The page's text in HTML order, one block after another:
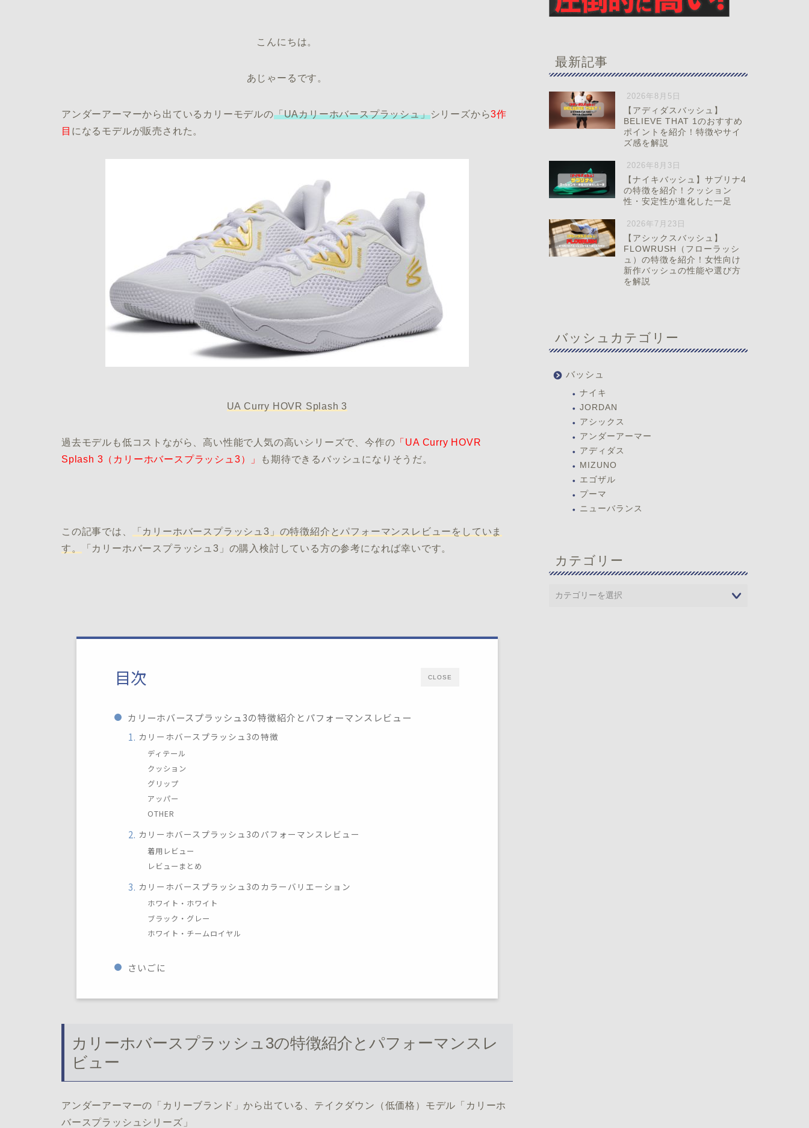
こんにちは。
あじゃーるです。
アンダーアーマーから出ているカリーモデルの「UAカリーホバースプラッシュ」シリーズから3作
目 になるモデルが販売された。
UA Curry HOVR Splash 3
過去モデルも低コストながら、高い性能で人気の高いシリーズで、今作の 「UA Curry HOVR
Splash 3（カリーホバースプラッシュ3）」
も期待できるバッシュになりそうだ。
この記事では、
「カリーホバースプラッシュ3」の特徴紹介とパフォーマンスレビューをしていま
す。
「カリーホバースプラッシュ3」の購入検討している方の参考になれば幸いです。
CLOSE
目次
カリーホバースプラッシュ3の特徴紹介とパフォーマンスレビュー
カリーホバースプラッシュ3の特徴
ディテール
クッション
グリップ
アッパー
OTHER
カリーホバースプラッシュ3のパフォーマンスレビュー
着用レビュー
レビューまとめ
カリーホバースプラッシュ3のカラーバリエーション
ホワイト・ホワイト
ブラック・グレー
ホワイト・チームロイヤル
さいごに
カリーホバースプラッシュ3の特徴紹介とパフォーマンスレ
ビュー
アンダーアーマーの「カリーブランド」から出ている、テイクダウン（低価格）モデル「カリーホ
バースプラッシュシリーズ」
最新記事
2026年8月5日
【アディダスバッシュ】
BELIEVE THAT 1のおすすめ
ポイントを紹介！特徴やサイ
ズ感を解説
2026年8月3日
【ナイキバッシュ】サブリナ4
の特徴を紹介！クッション
性・安定性が進化した一足
2026年7月23日
【アシックスバッシュ】
FLOWRUSH（フローラッシ
ュ）の特徴を紹介！女性向け
新作バッシュの性能や選び方
を解説
バッシュカテゴリー
バッシュ
ナイキ
JORDAN
アシックス
アンダーアーマー
アディダス
MIZUNO
エゴザル
プーマ
ニューバランス
カテゴリー